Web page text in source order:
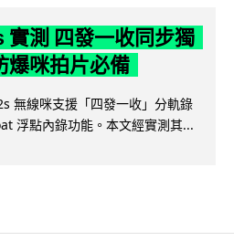
測 四發一收同步獨
咪拍片必備
無線咪支援「四發一收」分軌錄
浮點內錄功能。本文經實測其...